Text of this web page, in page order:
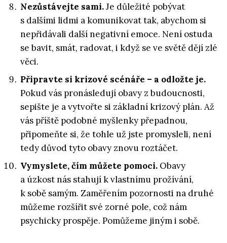
Nezůstávejte sami.Je důležité pobývat
s dalšími lidmi a komunikovat tak, abychom si
nepřidávali další negativní emoce. Není ostuda
se bavit, smát, radovat, i když se ve světě dějí zlé
věci.
Připravte si krizové scénáře – a odložte je.
Pokud vás pronásledují obavy z budoucnosti,
sepište je a vytvořte si základní krizový plán. Až
vás příště podobné myšlenky přepadnou,
připomeňte si, že tohle už jste promysleli, není
tedy důvod tyto obavy znovu roztáčet.
Vymyslete, čím můžete pomoci. Obavy
a úzkost nás stahují k vlastnímu prožívání,
k sobě samým. Zaměřením pozornosti na druhé
můžeme rozšířit své zorné pole, což nám
psychicky prospěje. Pomůžeme jiným i sobě.